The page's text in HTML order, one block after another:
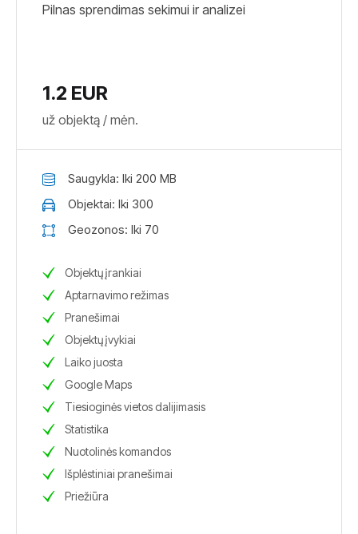
Pilnas sprendimas sekimui ir analizei
1.2 EUR
už objektą / mėn.
Saugykla: Iki 200 MB
Objektai: Iki 300
Geozonos: Iki 70
Objektų įrankiai
Aptarnavimo režimas
Pranešimai
Objektų įvykiai
Laiko juosta
Google Maps
Tiesioginės vietos dalijimasis
Statistika
Nuotolinės komandos
Išplėstiniai pranešimai
Priežiūra